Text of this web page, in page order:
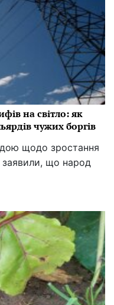
на світло: як
чужих боргів
щодо зростання
заявили, що народ